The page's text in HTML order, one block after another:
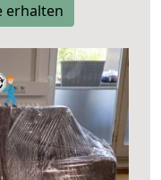
erhalten